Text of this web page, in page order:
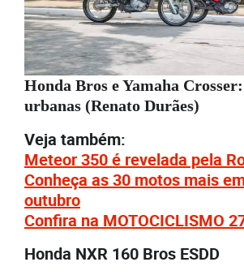
Honda Bros e Yamaha
urbanas (Renato Durães)
Veja também:
Meteor 350 é revelada pela
Conheça as 30 motos mais
outubro
Confira na MOTOCICLISMO
Honda NXR 160 Bros ESDD